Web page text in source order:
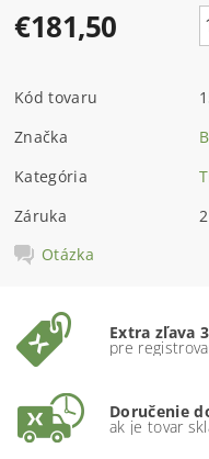
€181,50
Kód tovaru
Značka
Kategória
Záruka
Otázka
Extra zľava
pre
Doručenie
ak je tovar